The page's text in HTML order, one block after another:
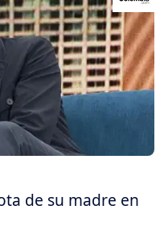
de su madre en